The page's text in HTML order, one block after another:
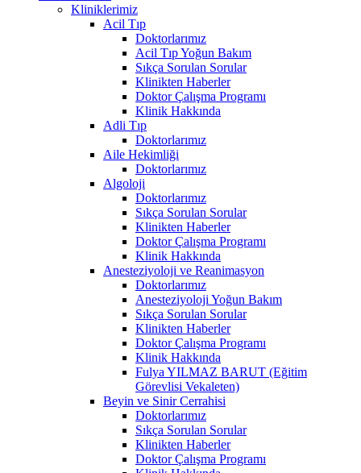
Kliniklerimiz
Acil Tıp
Doktorlarımız
Acil Tıp Yoğun Bakım
Sıkça Sorulan Sorular
Klinikten Haberler
Doktor Çalışma Programı
Klinik Hakkında
Adli Tıp
Doktorlarımız
Aile Hekimliği
Doktorlarımız
Algoloji
Doktorlarımız
Sıkça Sorulan Sorular
Klinikten Haberler
Doktor Çalışma Programı
Klinik Hakkında
Anesteziyoloji ve Reanimasyon
Doktorlarımız
Anesteziyoloji Yoğun Bakım
Sıkça Sorulan Sorular
Klinikten Haberler
Doktor Çalışma Programı
Klinik Hakkında
Fulya YILMAZ BARUT (Eğitim
Görevlisi Vekaleten)
Beyin ve Sinir Cerrahisi
Doktorlarımız
Sıkça Sorulan Sorular
Klinikten Haberler
Doktor Çalışma Programı